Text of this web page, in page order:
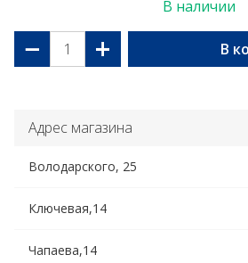
В наличии
− + В
Адрес магазина
Володарского, 25
Ключевая,14
Чапаева,14